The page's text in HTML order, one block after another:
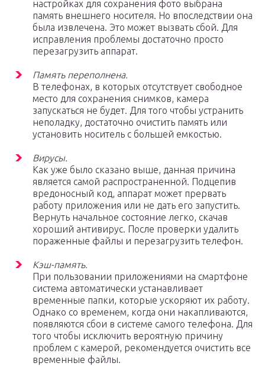
настройках для сохранения фото выбрана
память внешнего носителя. Но впоследствии она
была извлечена. Это может вызвать сбой. Для
исправления проблемы достаточно просто
перезагрузить аппарат.
Память переполнена.
В телефонах, в которых отсутствует свободное
место для сохранения снимков, камера
запускаться не будет. Для того чтобы устранить
неполадку, достаточно очистить память или
установить носитель с большей емкостью.
Вирусы.
Как уже было сказано выше, данная причина
является самой распространенной. Подцепив
вредоносный код, аппарат может прервать
работу приложения или не дать его запустить.
Вернуть начальное состояние легко, скачав
хороший антивирус. После проверки удалить
пораженные файлы и перезагрузить телефон.
Кэш-память.
При пользовании приложениями на смартфоне
система автоматически устанавливает
временные папки, которые ускоряют их работу.
Однако со временем, когда они накапливаются,
появляются сбои в системе самого телефона. Для
того чтобы исключить вероятную причину
проблем с камерой, рекомендуется очистить все
временные файлы.